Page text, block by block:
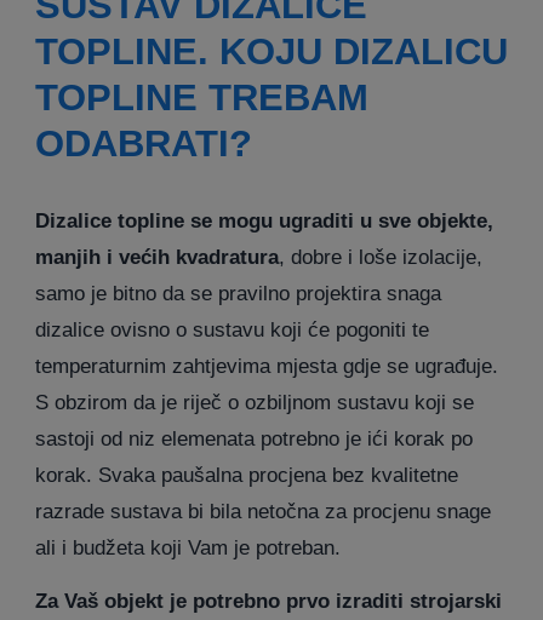
TOPLINE. KOJU DIZALICU
TOPLINE TREBAM
ODABRATI?
Dizalice topline se mogu ugraditi u sve objekte,
manjih i većih kvadratura, dobre i loše izolacije,
samo je bitno da se pravilno projektira snaga
dizalice ovisno o sustavu koji će pogoniti te
temperaturnim zahtjevima mjesta gdje se ugrađuje.
S obzirom da je riječ o ozbiljnom sustavu koji se
sastoji od niz elemenata potrebno je ići korak po
korak. Svaka paušalna procjena bez kvalitetne
razrade sustava bi bila netočna za procjenu snage
ali i budžeta koji Vam je potreban.
Za Vaš objekt je potrebno prvo izraditi strojarski